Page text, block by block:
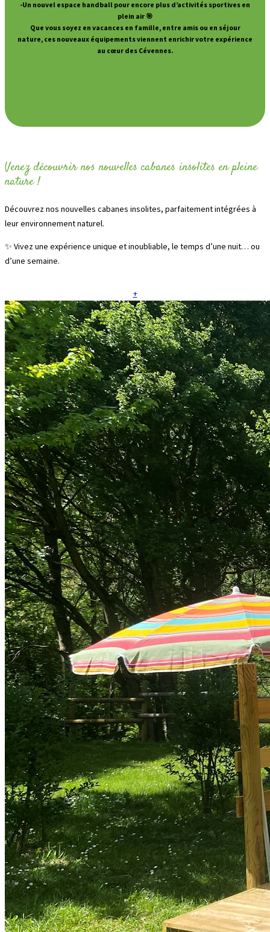
-Un nouvel espace handball pour encore plus d’activités sportives en
plein air 🎯
Que vous soyez en vacances en famille, entre amis ou en séjour
nature, ces nouveaux équipements viennent enrichir votre expérience
au cœur des Cévennes.
Venez découvrir nos nouvelles cabanes insolites en pleine
nature !
Découvrez nos nouvelles cabanes insolites, parfaitement intégrées à
leur environnement naturel.
✨ Vivez une expérience unique et inoubliable, le temps d’une nuit… ou
d’une semaine.
+